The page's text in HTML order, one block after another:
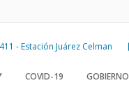
- Estación Juárez Celman
COVID-19 GOBIERNO